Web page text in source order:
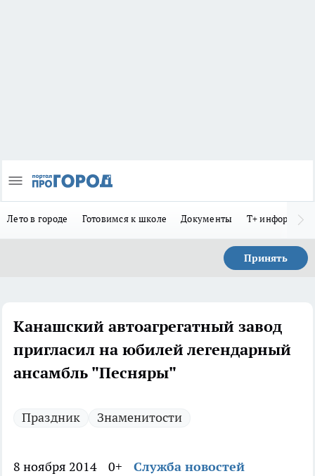
Лето в городе Готовимся к школе Документы Т+
Принять
Канашский автоагрегатный завод
пригласил на юбилей легендарный
ансамбль "Песняры"
Праздник Знаменитости
8 ноября 2014 0+ Служба новостей